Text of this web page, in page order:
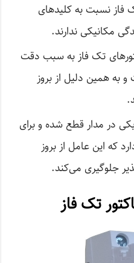
فاز نسبت به کلید‌های
مکانیکی ندارند.
تک فاز به سبب دقت
به همین دلیل از بروز
در مدار قطع شده و برای
که این عامل از بروز
جلوگیری می‌کند.
تک فاز